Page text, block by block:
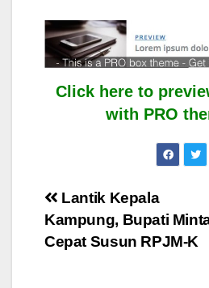
Click here to
with PRO
Post
navigation
Lantik Kepala
Kampung, Bupati
Cepat Susun RPJM-K